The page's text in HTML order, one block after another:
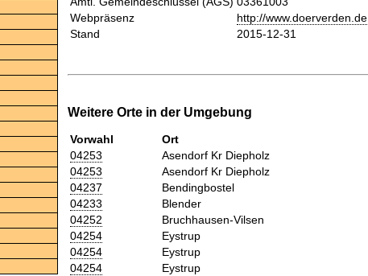
Webpräsenz
http://www.doerverden.de
Stand
2015-12-31
Weitere Orte in der Umgebung
Vorwahl Ort
04253
Asendorf Kr Diepholz
04253
Asendorf Kr Diepholz
04237
Bendingbostel
04233
Blender
04252
Bruchhausen-Vilsen
04254
Eystrup
04254
Eystrup
04254
Eystrup